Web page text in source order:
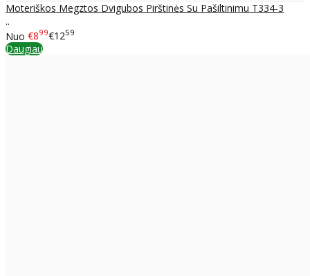
Moteriškos Megztos Dvigubos Pirštinės Su Pašiltinimu T334-3
..
Nuo €899€1259
Daugiau